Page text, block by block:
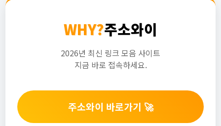
WHY?주소와이
2026년 최신 링크 모음 사이트
지금 바로 접속하세요.
주소와이 바로가기 🚀